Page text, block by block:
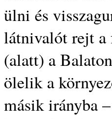
ülni és
látnivalót rejt a
(alatt) a
ölelik a
másik irányba